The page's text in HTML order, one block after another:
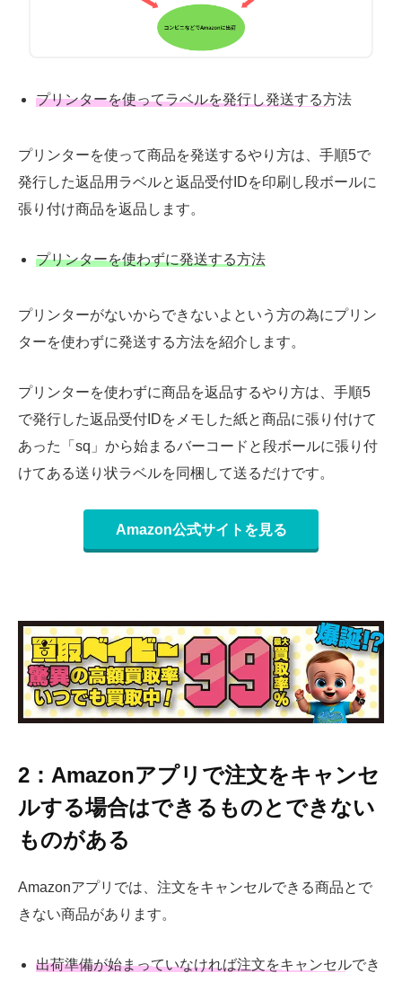
プリンターを使ってラベルを発行し発送する方法
プリンターを使って商品を発送するやり方は、手順5で
発行した返品用ラベルと返品受付IDを印刷し段ボールに
張り付け商品を返品します。
プリンターを使わずに発送する方法
プリンターがないからできないよという方の為にプリン
ターを使わずに発送する方法を紹介します。
プリンターを使わずに商品を返品するやり方は、手順5
で発行した返品受付IDをメモした紙と商品に張り付けて
あった「sq」から始まるバーコードと段ボールに張り付
けてある送り状ラベルを同梱して送るだけです。
Amazon公式サイトを見る
2：Amazonアプリで注文をキャンセ
ルする場合はできるものとできない
ものがある
Amazonアプリでは、注文をキャンセルできる商品とで
きない商品があります。
出荷準備が始まっていなければ注文をキャンセルでき